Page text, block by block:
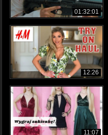
01:32:01
12:26
11:07